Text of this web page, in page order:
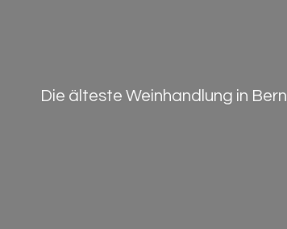
Die älteste Weinhandlung in Bern